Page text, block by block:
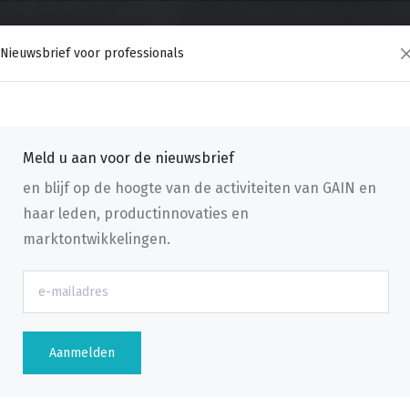
Nieuwsbrief voor professionals
Meld u aan voor de nieuwsbrief
en blijf op de hoogte van de activiteiten van GAIN en
haar leden, productinnovaties en
marktontwikkelingen.